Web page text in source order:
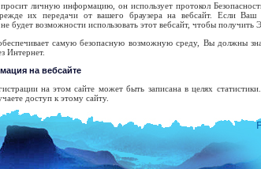
просит личную информацию, он использует протокол
их передачи от вашего браузера на вебсайт. Если Ваш
будет возможности использовать этот вебсайт, чтобы получить
самую безопасную возможную среду, Вы должны
Интернет.
на вебсайте
на этом сайте может быть записана в целях
доступ к этому сайту.
уровня.
сайта.